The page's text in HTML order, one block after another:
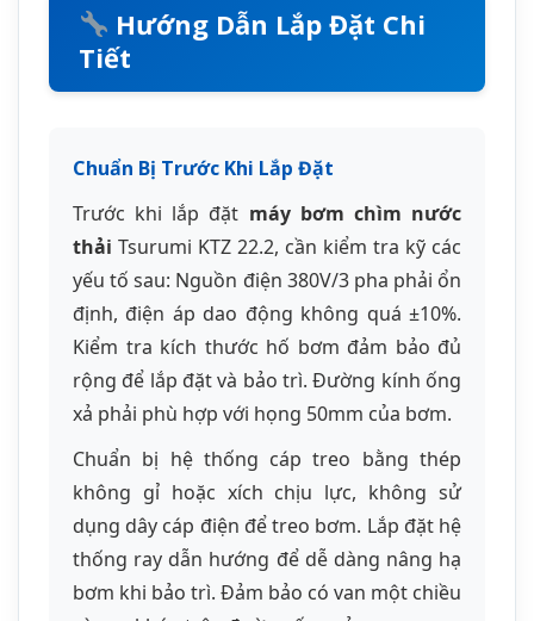
Kiểm tra kích thước hố bơm đảm bảo đủ
rộng để lắp đặt và bảo trì. Đường kính ống
không gỉ hoặc xích chịu lực, không sử
thống ray dẫn hướng để dễ dàng nâng hạ
bơm khi bảo trì. Đảm bảo có van một chiều
và van khóa trên đường ống xả.
Quy Trình Lắp Đặt
Kiểm tra tổng thể bơm chìm Tsurumi
trước khi lắp: Kiểm tra ngoại quan, quay
thử trục bằng tay để đảm bảo không bị
kẹt.